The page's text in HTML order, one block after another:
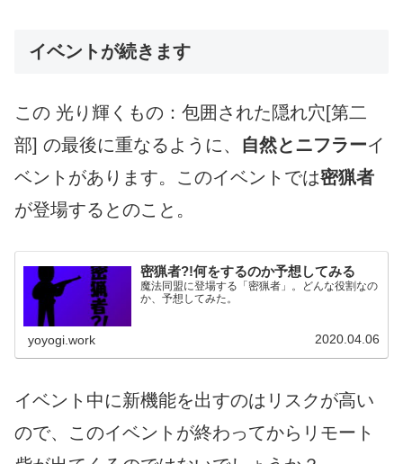
イベントが続きます
この 光り輝くもの：包囲された隠れ穴[第二
部] の最後に重なるように、 自然とニフラーイ
ベントがあります。このイベントでは密猟者
が登場するとのこと。
密猟者?!何をするのか予想してみる
魔法同盟に登場する「密猟者」。どんな役割なの
か、予想してみた。
yoyogi.work 2020.04.06
イベント中に新機能を出すのはリスクが高い
ので、このイベントが終わってからリモート